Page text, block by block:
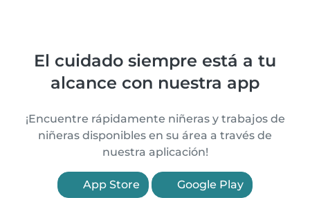
El cuidado siempre está a tu
alcance con nuestra app
¡Encuentre rápidamente niñeras y trabajos de
niñeras disponibles en su área a través de
nuestra aplicación!
App Store Google Play